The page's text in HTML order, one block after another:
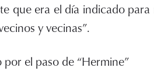
que era el día indicado
y vecinas”.
el paso de “Hermine”